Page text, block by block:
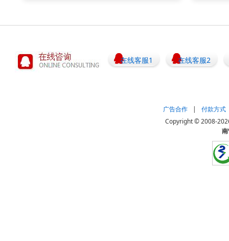
在线客服1 在线客服2
广告合作 |
付款方式
Copyright © 2008-